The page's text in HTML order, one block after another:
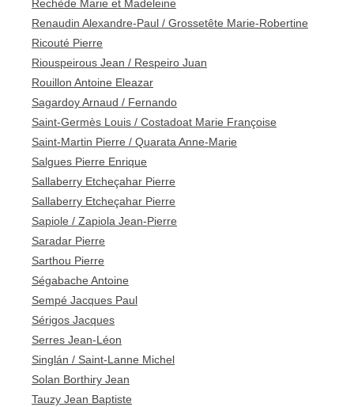
Rechède Marie et Madeleine
Renaudin Alexandre-Paul / Grossetête Marie-Robertine
Ricouté Pierre
Riouspeirous Jean / Respeiro Juan
Rouillon Antoine Eleazar
Sagardoy Arnaud / Fernando
Saint-Germès Louis / Costadoat Marie Françoise
Saint-Martin Pierre / Quarata Anne-Marie
Salgues Pierre Enrique
Sallaberry Etcheçahar Pierre
Sallaberry Etcheçahar Pierre
Sapiole / Zapiola Jean-Pierre
Saradar Pierre
Sarthou Pierre
Ségabache Antoine
Sempé Jacques Paul
Sérigos Jacques
Serres Jean-Léon
Singlán / Saint-Lanne Michel
Solan Borthiry Jean
Tauzy Jean Baptiste